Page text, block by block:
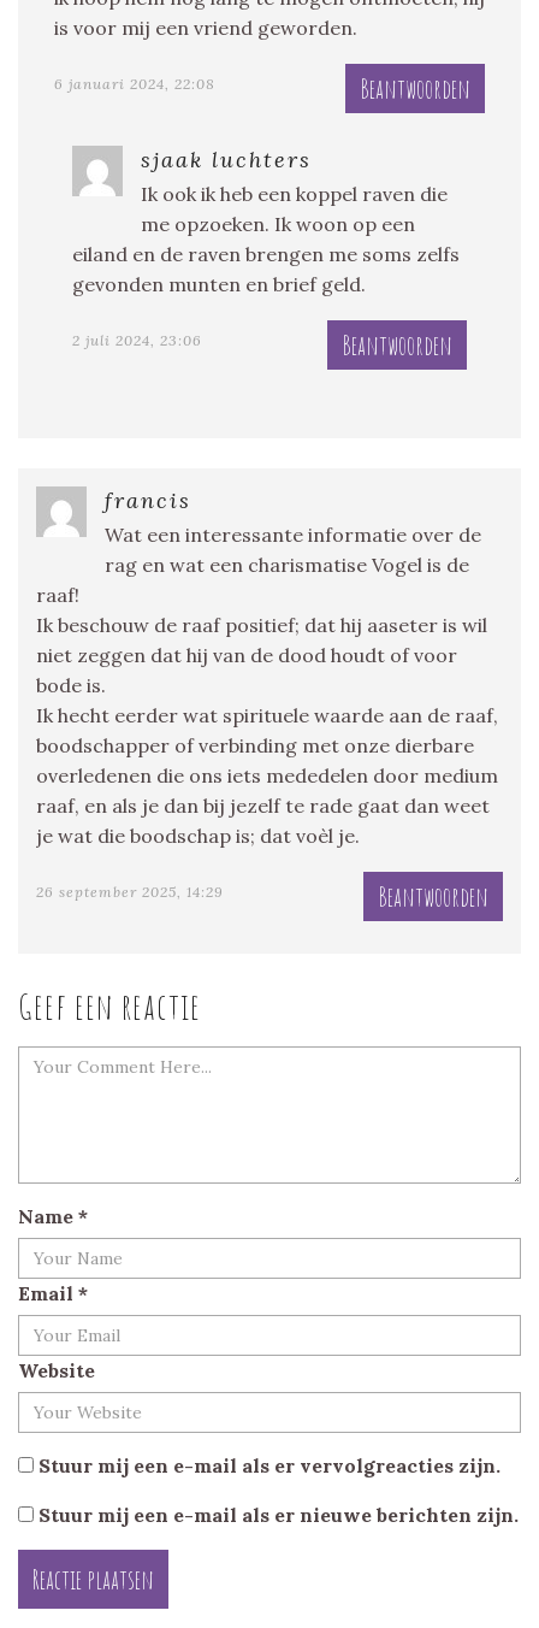
is voor mij een vriend geworden.
6 januari 2024, 22:08 Beantwoorden
sjaak luchters
Ik ook ik heb een koppel raven die
me opzoeken. Ik woon op een
eiland en de raven brengen me soms zelfs
gevonden munten en brief geld.
2 juli 2024, 23:06 Beantwoorden
francis
Wat een interessante informatie over de
rag en wat een charismatise Vogel is de
raaf!
Ik beschouw de raaf positief; dat hij aaseter is wil
niet zeggen dat hij van de dood houdt of voor
bode is.
Ik hecht eerder wat spirituele waarde aan de raaf,
boodschapper of verbinding met onze dierbare
overledenen die ons iets mededelen door medium
raaf, en als je dan bij jezelf te rade gaat dan weet
je wat die boodschap is; dat voèl je.
26 september 2025, 14:29 Beantwoorden
Geef een reactie
Name *
Email *
Website
Stuur mij een e-mail als er vervolgreacties zijn.
Stuur mij een e-mail als er nieuwe berichten zijn.